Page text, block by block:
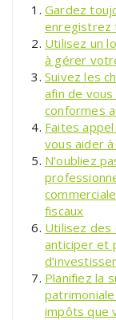
Gardez
enregistrez
Utilisez un
à gérer
Suivez les
afin de
conformes
Faites
vous aider
N’oubliez
fiscaux
Utilisez des
anticiper et
Planifiez la
impôts que